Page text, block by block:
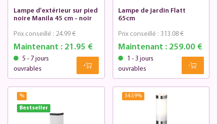
Lampe d'extérieur sur pied
noire Manila 45 cm - noir
Maintenant :21.95 €
Prix conseillé : 24.99 €
5 - 7 jours
ouvrables
Lampe de jardin Flatt
65cm
Maintenant : 259.00 €
Prix conseillé : 313.08 €
1 - 3 jours
ouvrables
%
Bestseller
34.59%